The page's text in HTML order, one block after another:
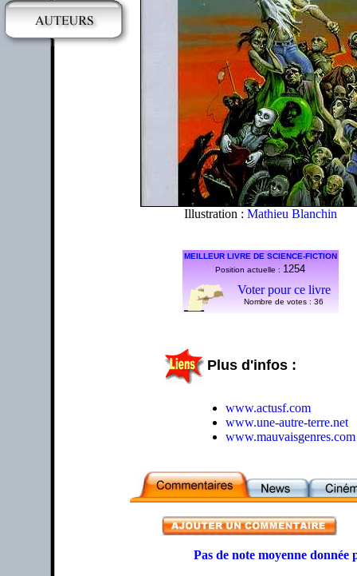
Illustration : Mathieu Blanchin
MEILLEUR LIVRE DE SCIENCE-FICTION
Position actuelle : 1254
Voter pour ce livre
Nombre de votes : 36
Plus d'infos :
www.actusf.com
www.une-autre-terre.net
www.mauvaisgenres.com
Pas de note moyenne